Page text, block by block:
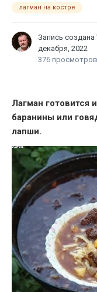
лагман на костре
Запись создана
декабря, 2022
376 просмотров
Лагман готовится
баранины или
лапши.